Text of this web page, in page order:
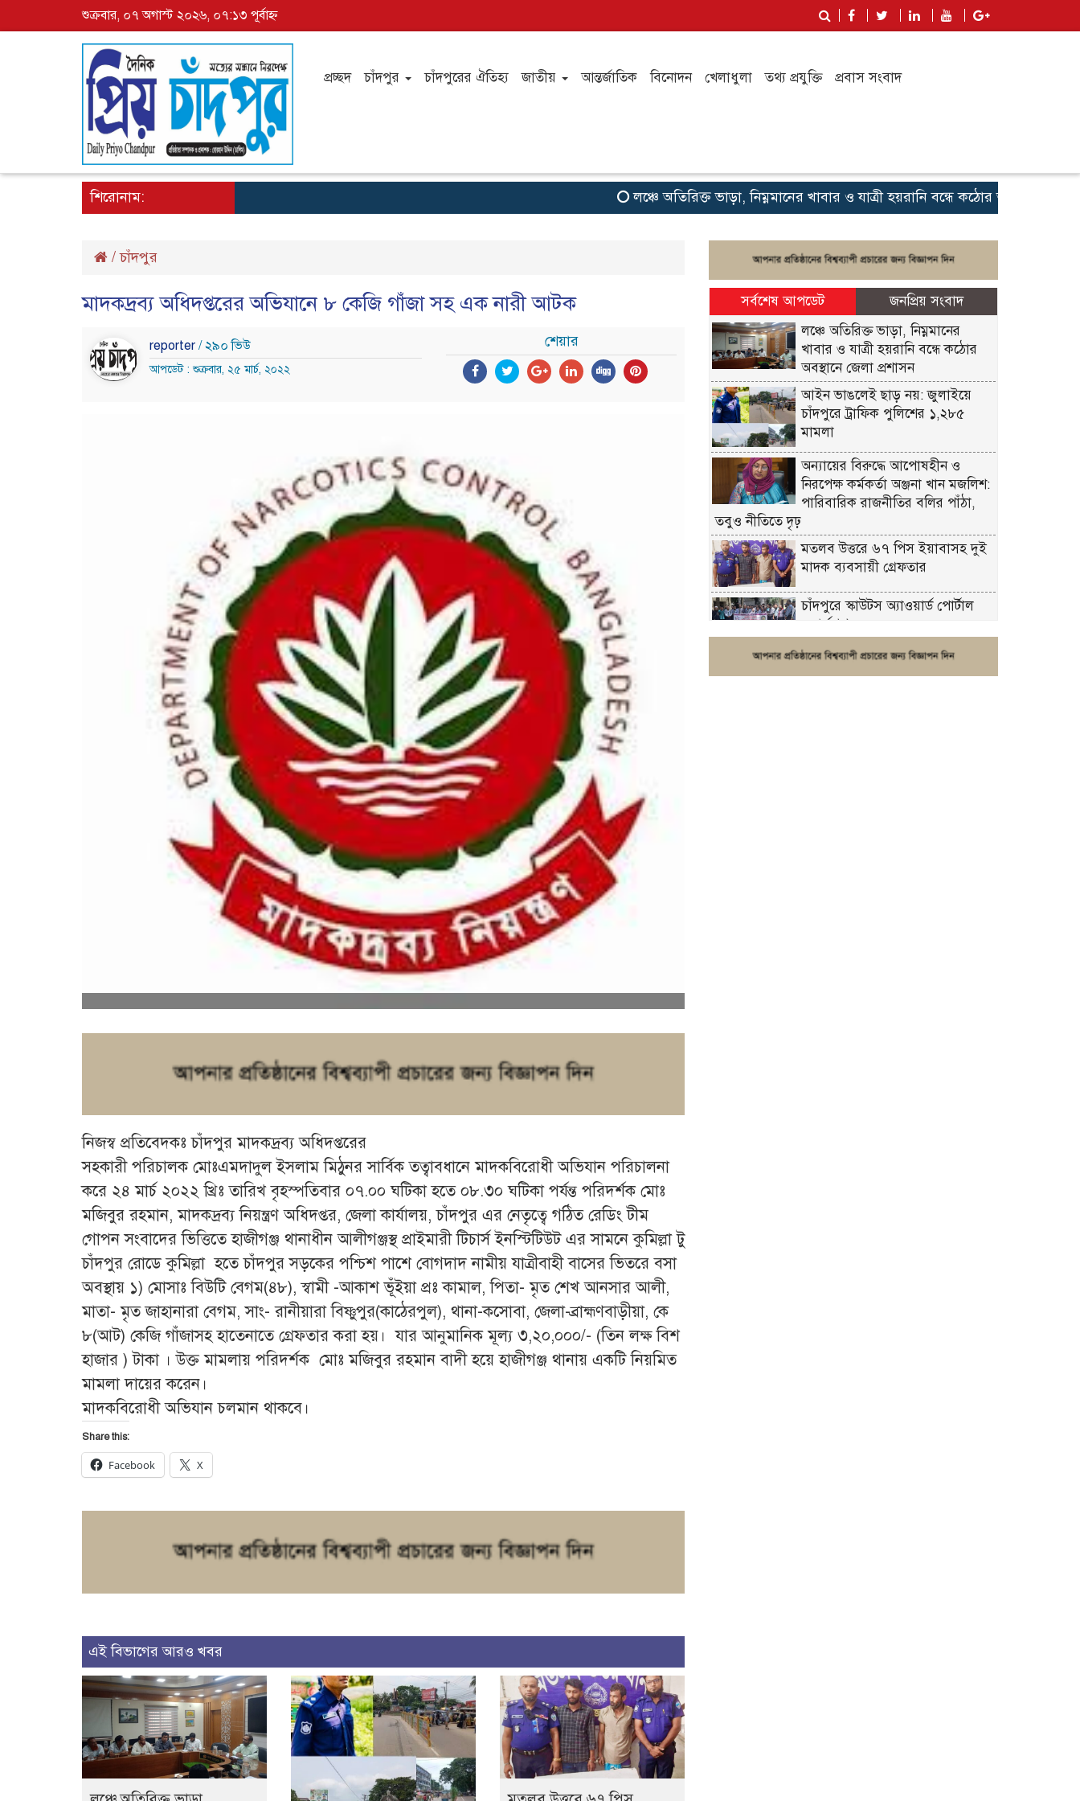
শুক্রবার, ০৭ অগাস্ট ২০২৬, ০৭:১৩ পূর্বাহ্ন
প্রচ্ছদ চাঁদপুর চাঁদপুরের ঐতিহ্য জাতীয় আন্তর্জাতিক বিনোদন খেলাধুলা তথ্য প্রযুক্তি প্রবাস সংবাদ
শিরোনাম: লঞ্চে অতিরিক্ত ভাড়া, নিম্নমানের খাবার ও যাত্রী হয়রানি বন্ধে কঠোর অবস্থানে জেলা
/চাঁদপুর
মাদকদ্রব্য অধিদপ্তরের অভিযানে ৮ কেজি গাঁজা সহ এক নারী আটক
reporter / ২৯০ ভিউ
আপডেট : শুক্রবার, ২৫ মার্চ, ২০২২
শেয়ার
নিজস্ব প্রতিবেদকঃ চাঁদপুর মাদকদ্রব্য অধিদপ্তরের
সহকারী পরিচালক মোঃএমদাদুল ইসলাম মিঠুনর সার্বিক তত্বাবধানে মাদকবিরোধী অভিযান পরিচালনা
করে ২৪ মার্চ ২০২২ খ্রিঃ তারিখ বৃহস্পতিবার ০৭.০০ ঘটিকা হতে ০৮.৩০ ঘটিকা পর্যন্ত পরিদর্শক মোঃ
মজিবুর রহমান, মাদকদ্রব্য নিয়ন্ত্রণ অধিদপ্তর, জেলা কার্যালয়, চাঁদপুর এর নেতৃত্বে গঠিত রেডিং টীম
গোপন সংবাদের ভিত্তিতে হাজীগঞ্জ থানাধীন আলীগঞ্জস্থ প্রাইমারী টিচার্স ইনস্টিটিউট এর সামনে কুমিল্লা টু
চাঁদপুর রোডে কুমিল্লা হতে চাঁদপুর সড়কের পশ্চিশ পাশে বোগদাদ নামীয় যাত্রীবাহী বাসের ভিতরে বসা
অবস্থায় ১) মোসাঃ বিউটি বেগম(৪৮), স্বামী -আকাশ ভূঁইয়া প্রঃ কামাল, পিতা- মৃত শেখ আনসার আলী,
মাতা- মৃত জাহানারা বেগম, সাং- রানীয়ারা বিষ্ণুপুর(কাঠেরপুল), থানা-কসোবা, জেলা-ব্রাহ্মণবাড়ীয়া, কে
৮(আট) কেজি গাঁজাসহ হাতেনাতে গ্রেফতার করা হয়। যার আনুমানিক মূল্য ৩,২০,০০০/- (তিন লক্ষ বিশ
হাজার ) টাকা । উক্ত মামলায় পরিদর্শক মোঃ মজিবুর রহমান বাদী হয়ে হাজীগঞ্জ থানায় একটি নিয়মিত
মামলা দায়ের করেন।
মাদকবিরোধী অভিযান চলমান থাকবে।
Share this:
Facebook X
এই বিভাগের আরও খবর
সর্বশেষ আপডেট
জনপ্রিয় সংবাদ
লঞ্চে অতিরিক্ত ভাড়া, নিম্নমানের
খাবার ও যাত্রী হয়রানি বন্ধে কঠোর
অবস্থানে জেলা প্রশাসন
আইন ভাঙলেই ছাড় নয়: জুলাইয়ে
চাঁদপুরে ট্রাফিক পুলিশের ১,২৮৫
মামলা
অন্যায়ের বিরুদ্ধে আপোষহীন ও
নিরপেক্ষ কর্মকর্তা অঞ্জনা খান মজলিশ:
পারিবারিক রাজনীতির বলির পাঁঠা,
তবুও নীতিতে দৃঢ়
মতলব উত্তরে ৬৭ পিস ইয়াবাসহ দুই
মাদক ব্যবসায়ী গ্রেফতার
চাঁদপুরে স্কাউটস অ্যাওয়ার্ড পোর্টাল
ওয়ার্কশপ
ফরিদগঞ্জে চুরির আতঙ্ক: এক সপ্তাহে
২০টির বেশি ঘটনা, নিরাপত্তাহীনতায়